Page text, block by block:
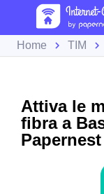
Home TIM